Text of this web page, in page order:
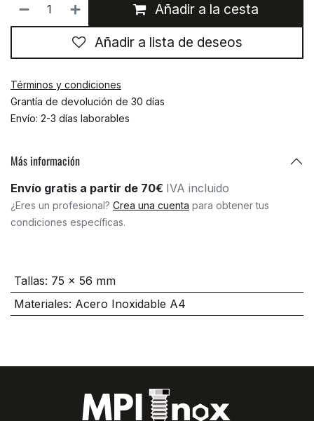
Añadir a la cesta
Añadir a lista de deseos
Términos y condiciones
Grantía de devolución de 30 días
Envío: 2-3 días laborables
Más información
Envío gratis a partir de 70€ IVA incluido
¿Eres un profesional? Crea una cuenta para obtener tus
condiciones específicas.
Tallas: 75 x 56 mm
Materiales: Acero Inoxidable A4